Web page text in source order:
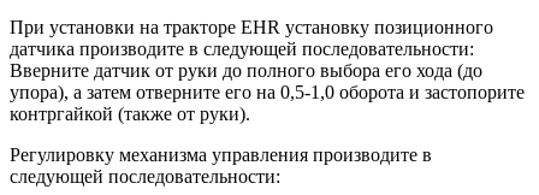
При установки на тракторе EHR установку позиционного
датчика производите в следующей последовательности:
Вверните датчик от руки до полного выбора его хода (до
упора), а затем отверните его на 0,5-1,0 оборота и застопорите
контргайкой (также от руки).
Регулировку механизма управления производите в
следующей последовательности: